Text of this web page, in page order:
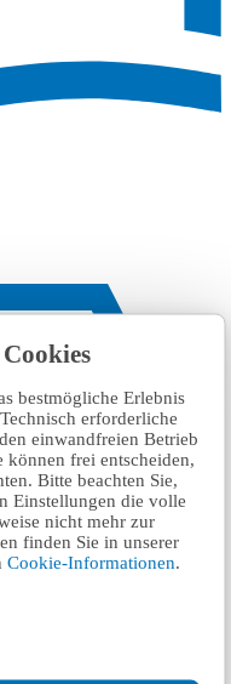
bestmögliche Erlebnis
erforderliche
einwandfreien Betrieb
können frei entscheiden,
Bitte beachten Sie,
Einstellungen die volle
nicht mehr zur
finden Sie in unserer
Cookie-Informationen.